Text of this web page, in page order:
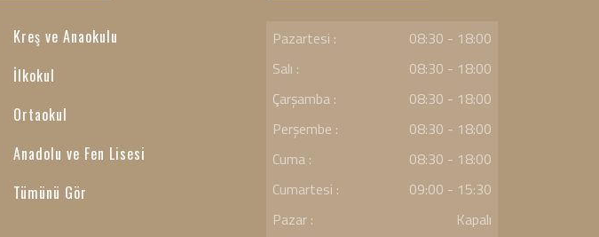
Kreş ve Anaokulu
İlkokul
Ortaokul
Anadolu ve Fen Lisesi
Tümünü Gör
Pazartesi :
08:30 - 18:00
Salı :
08:30 - 18:00
Çarşamba :
08:30 - 18:00
Perşembe :
08:30 - 18:00
Cuma :
08:30 - 18:00
Cumartesi :
09:00 - 15:30
Pazar :
Kapalı